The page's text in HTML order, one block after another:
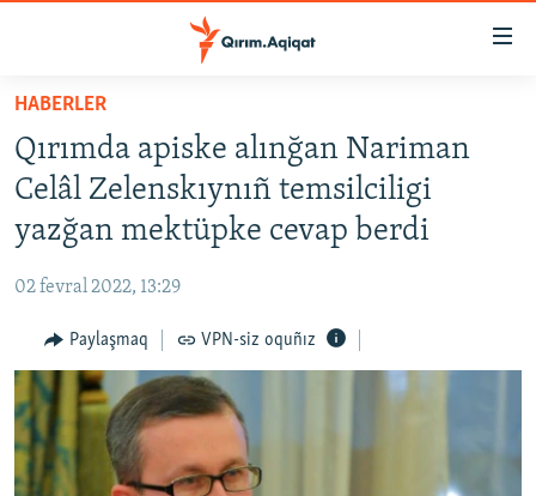
Esas
qaytmaq
Baş
navigatsiyağa
qaytmaq
Qıdıruvğa
HABERLER
SİYASET
İQTİSADİYAT
MEDENİYET
İNSAN AQLARI
VİDEO
SÜRET
BLOGLAR
HABERLER
Qırımda apiske alınğan Nariman
Celâl Zelenskıynıñ temsilciligi
yazğan mektüpke cevap berdi
02 fevral 2022, 13:29
Paylaşmaq VPN-siz oquñız